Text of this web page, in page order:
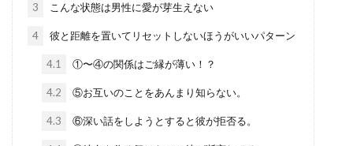
3 こんな状態は男性に愛が芽生えない
4 彼と距離を置いてリセットしないほうがいいパターン
4.1 ①〜④の関係はご縁が薄い！？
4.2 ⑤お互いのことをあんまり知らない。
4.3 ⑥深い話をしようとすると彼が拒否る。